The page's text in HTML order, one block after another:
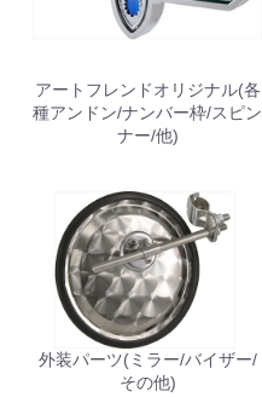
アートフレンドオリジナル(各
種アンドン/ナンバー枠/スピン
ナー/他)
外装パーツ(ミラー/バイザー/
その他)